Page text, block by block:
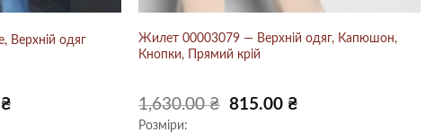
Верхній одяг
₴
Жилет 00003079 — Верхній одяг, Капюшон,
Кнопки, Прямий крій
1,630.00₴
Оригінальна
815.00 ₴Поточна
Розміри: